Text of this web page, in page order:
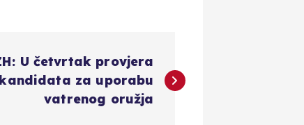
U četvrtak provjera
za uporabu
vatrenog oružja